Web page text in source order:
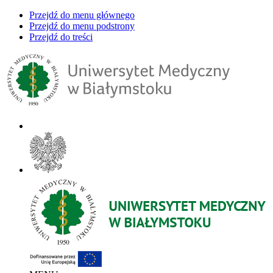
Przejdź do menu głównego
Przejdź do menu podstrony
Przejdź do treści